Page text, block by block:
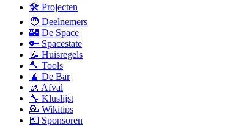
🛠 Projecten
🧑 Deelnemers
🏰 De Space
🔑 Spacestate
📝 Huisregels
🔨 Tools
🧉 De Bar
🚮 Afval
🔧 Kluslijst
💁 Wikitips
💶 Sponsoren